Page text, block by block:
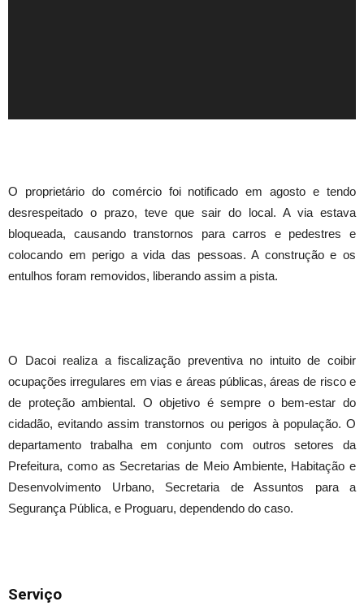
O proprietário do comércio foi notificado em agosto e tendo
desrespeitado o prazo, teve que sair do local. A via estava
bloqueada, causando transtornos para carros e pedestres e
colocando em perigo a vida das pessoas. A construção e os
entulhos foram removidos, liberando assim a pista.
O Dacoi realiza a fiscalização preventiva no intuito de coibir
ocupações irregulares em vias e áreas públicas, áreas de risco e
de proteção ambiental. O objetivo é sempre o bem-estar do
cidadão, evitando assim transtornos ou perigos à população. O
departamento trabalha em conjunto com outros setores da
Prefeitura, como as Secretarias de Meio Ambiente, Habitação e
Desenvolvimento Urbano, Secretaria de Assuntos para a
Segurança Pública, e Proguaru, dependendo do caso.
Serviço